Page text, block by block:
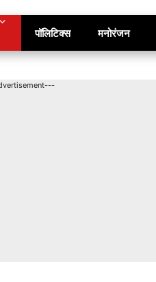
पॉलिटिक्स मनोरंजन